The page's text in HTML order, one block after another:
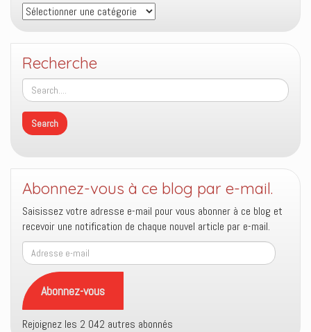
Thèmes
Recherche
Abonnez-vous à ce blog par e-mail.
Saisissez votre adresse e-mail pour vous abonner à ce blog et
recevoir une notification de chaque nouvel article par e-mail.
Adresse
e-
mail
Abonnez-vous
Rejoignez les 2 042 autres abonnés